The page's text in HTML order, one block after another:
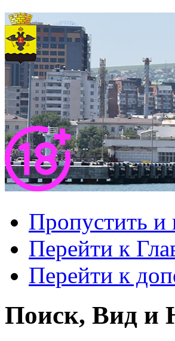
Пропустить и
Перейти к
Перейти к
Поиск, Вид и